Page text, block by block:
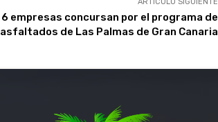
6 empresas concursan por el programa de
asfaltados de Las Palmas de Gran Canaria